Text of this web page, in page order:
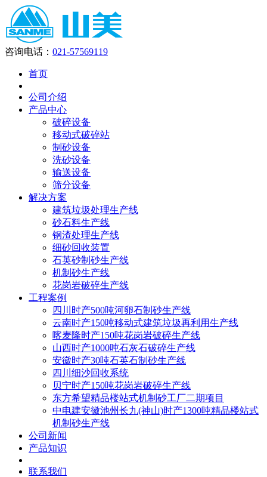
咨询电话： 021-57569119
首页
公司介绍
产品中心
破碎设备
移动式破碎站
制砂设备
洗砂设备
输送设备
筛分设备
解决方案
建筑垃圾处理生产线
砂石料生产线
钢渣处理生产线
细砂回收装置
石英砂制砂生产线
机制砂生产线
花岗岩破碎生产线
工程案例
四川时产500吨河卵石制砂生产线
云南时产150吨移动式建筑垃圾再利用生产线
喀麦隆时产150吨花岗岩破碎生产线
山西时产1000吨石灰石破碎生产线
安徽时产30吨石英石制砂生产线
四川细沙回收系统
贝宁时产150吨花岗岩破碎生产线
东方希望精品楼站式机制砂工厂二期项目
中电建安徽池州长九(神山)时产1300吨精品楼站式
机制砂生产线
公司新闻
产品知识
联系我们